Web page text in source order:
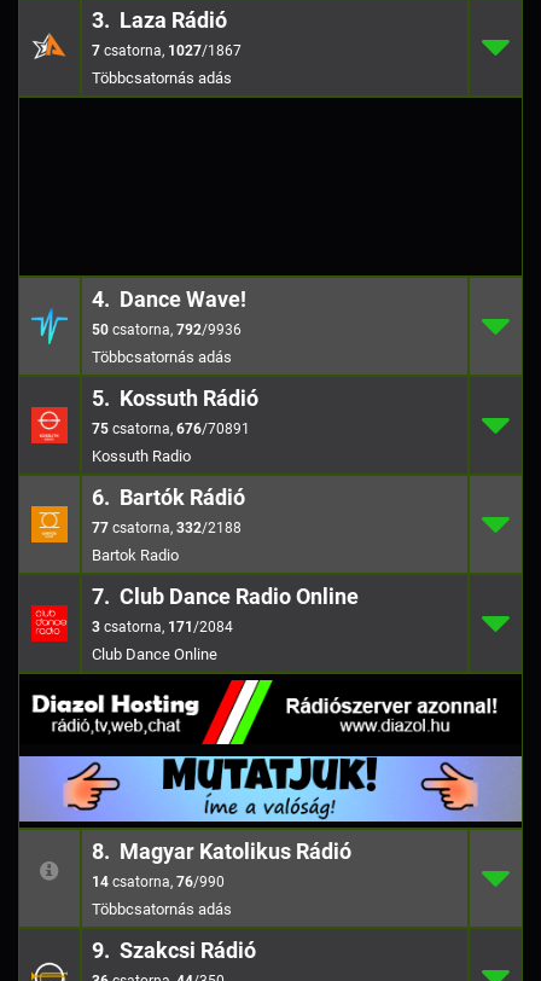
3.
3. Laza Rádió
7 , 1027/1867 1027/1867
4.
4. Dance Wave!
50 , 792/9936
50
792 /9936
5.
5. Kossuth Rádió
75 , 676/70891
Kossuth Radio
75
676 /70891
6.
6. Bartók Rádió
77 , 332/2188
Bartok Radio
77
332 /2188
7.
7. Club Dance Radio Online
3 , 171 /2084
Club Dance Online
171 /2084
8.
8. Magyar Katolikus Rádió
14 , 76/990
14
76/990
9. Szakcsi Rádió
36
44/350